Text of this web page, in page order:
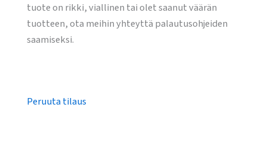
tuote on rikki, viallinen tai olet saanut väärän
tuotteen, ota meihin yhteyttä palautusohjeiden
saamiseksi.
Peruuta tilaus